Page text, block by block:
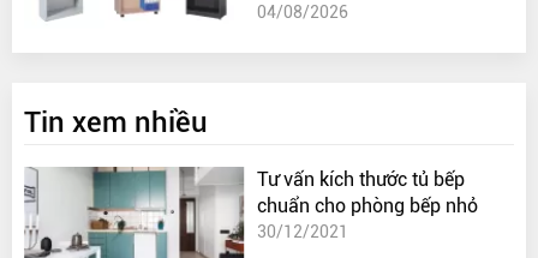
04/08/2026
Tin xem nhiều
Tư vấn kích thước tủ bếp
chuẩn cho phòng bếp nhỏ
30/12/2021